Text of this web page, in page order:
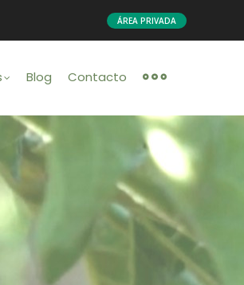
ÁREA PRIVADA
Blog Contacto